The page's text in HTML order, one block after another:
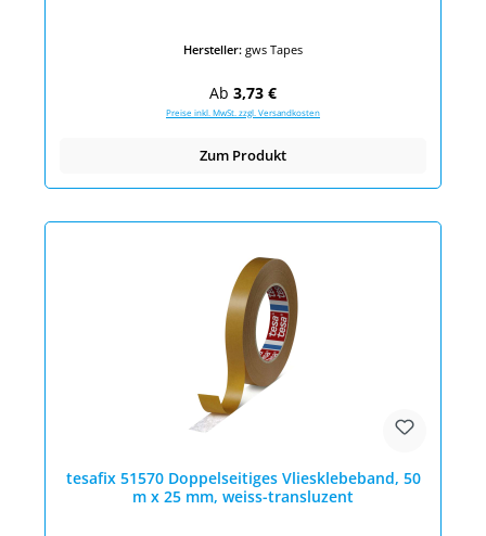
Hersteller: gws Tapes
Regulärer Preis:
Ab 3,73 €
Preise inkl. MwSt. zzgl. Versandkosten
Zum Produkt
tesafix 51570 Doppelseitiges Vliesklebeband, 50
m x 25 mm, weiss-transluzent